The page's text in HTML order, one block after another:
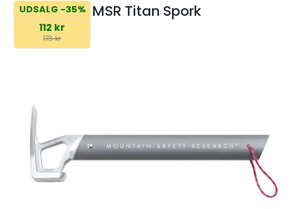
UDSALG -35%
112 kr
173 kr
MSR Titan Spork